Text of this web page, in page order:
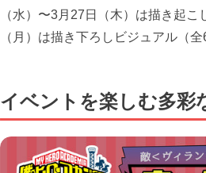
（水）〜3月27日（木）は描き起
（月）は描き下ろしビジュアル（
イベントを楽しむ多彩